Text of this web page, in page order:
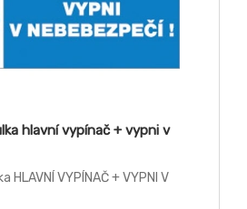
hlavní vypínač + vypni v
VYPÍNAČ + VYPNI V